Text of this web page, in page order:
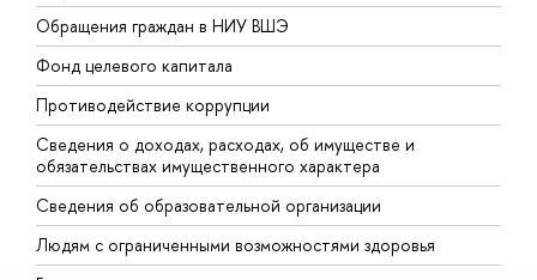
Обращения граждан в НИУ ВШЭ
Фонд целевого капитала
Противодействие коррупции
Сведения о доходах, расходах, об имуществе и
обязательствах имущественного характера
Сведения об образовательной организации
Людям с ограниченными возможностями здоровья